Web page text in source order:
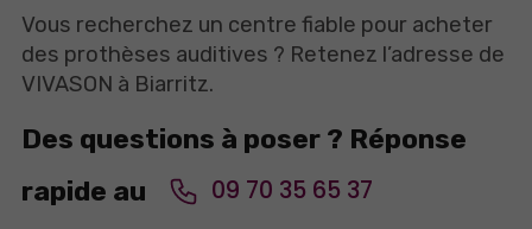
Vous recherchez un centre fiable pour acheter
des prothèses auditives ? Retenez l’adresse de
VIVASON à Biarritz.
Des questions à poser ? Réponse
rapide au
09 70 35 65 37